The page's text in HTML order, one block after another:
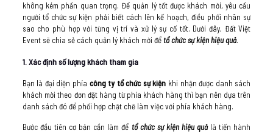
không kém phần quan trọng. Để quản lý tốt được khách mời, yêu cầu
người tổ chức sự kiện phải biết cách lên kế hoạch, điều phối nhân sự
sao cho phù hợp với từng vị trí và xử lý sự cố tốt. Dưới đây, Đất Việt
Event sẽ chia sẻ cách quản lý khách mời để tổ chức sự kiện hiệu quả.
1. Xác định số lượng khách tham gia
Bạn là đại diện phía công ty tổ chức sự kiện khi nhận được danh sách
khách mời theo đơn đặt hàng từ phía khách hàng thì bạn nên dựa trên
danh sách đó để phối hợp chặt chẽ làm việc với phía khách hàng.
Bước đầu tiên cơ bản cần làm để tổ chức sự kiện hiệu quảlà tiến hành